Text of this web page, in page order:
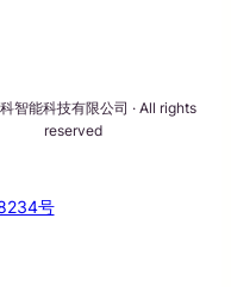
科智能科技有限公司 · All rights
reserved
号